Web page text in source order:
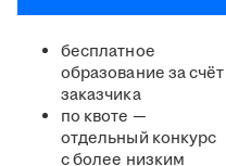
бесплатное
образование за счёт
заказчика
по квоте —
отдельный конкурс
с более низким